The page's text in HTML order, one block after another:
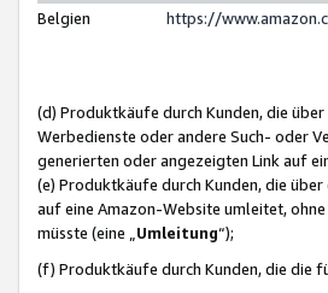
Belgien
https://
(d) Produktkäufe durch Kunden, die
Werbedienste oder andere Such- oder
generierten oder angezeigten Link auf
(e) Produktkäufe durch Kunden, die
auf eine Amazon-Website umleitet,
müsste (eine „ Umleitung“);
(f) Produktkäufe durch Kunden, die die